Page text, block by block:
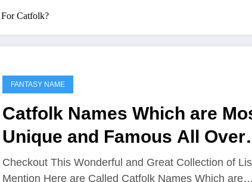
Catfolk?
FANTASY NAME
Catfolk Names Which are
Unique and Famous All Over
The Worlds
Checkout This Wonderful and Great Collection of
Mention Here are Called Catfolk Names Which are…